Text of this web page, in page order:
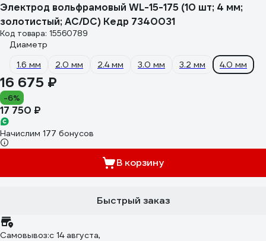
Электрод вольфрамовый WL-15-175 (10 шт; 4 мм;
золотистый; AC/DC) Кедр 7340031
Код товара: 15560789
Диаметр
1.6 мм
2.0 мм 2.4 мм 3.0 мм 3.2 мм 4.0 мм
16 675 ₽
-6%
17 750 ₽
Начислим 177 бонусов
В корзину
Быстрый заказ
Самовывоз:c 14 августа,